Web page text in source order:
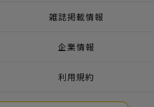
雑誌掲載情報
企業情報
利用規約